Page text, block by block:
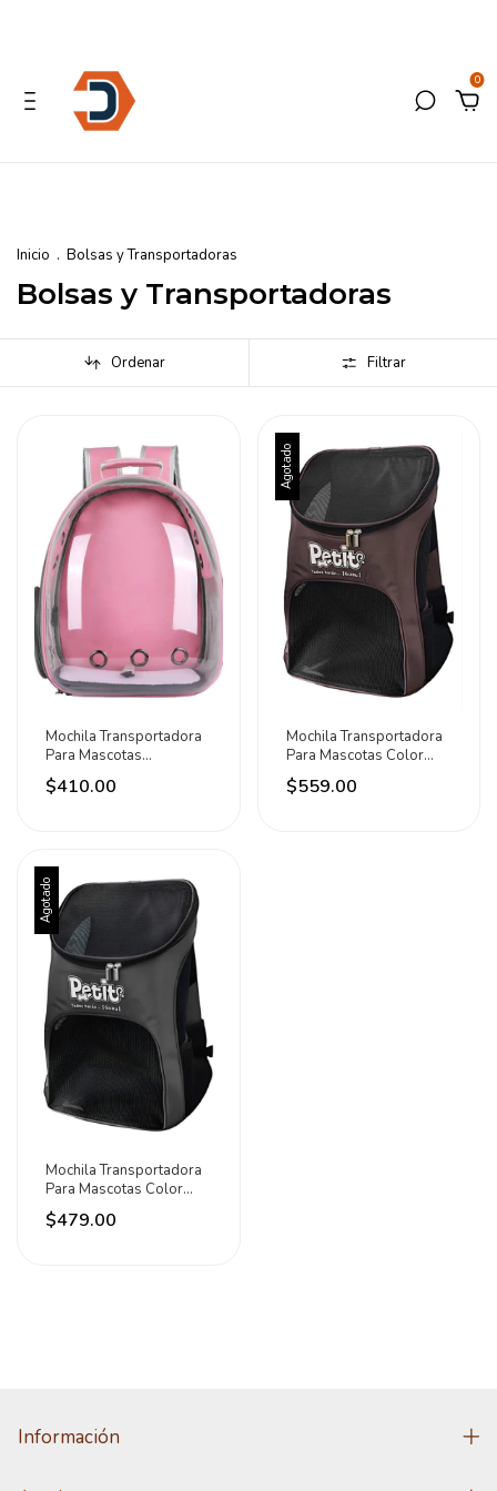
0
Inicio . Bolsas y Transportadoras
Bolsas y Transportadoras
Ordenar Filtrar
Mochila Transportadora
Para Mascotas
Capacidad 6kg Adir
Rosa
$410.00
Agotado
Mochila Transportadora
Para Mascotas Color
Cafe Marca Petit Café
$559.00
Agotado
Mochila Transportadora
Para Mascotas Color
Negro Marca Petit Negro
$479.00
Información